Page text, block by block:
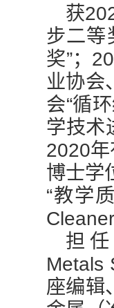
获
步二等
奖”；
业协会
会“循
学技术
2020年
博士学
“教学
担任
Metals
座编辑